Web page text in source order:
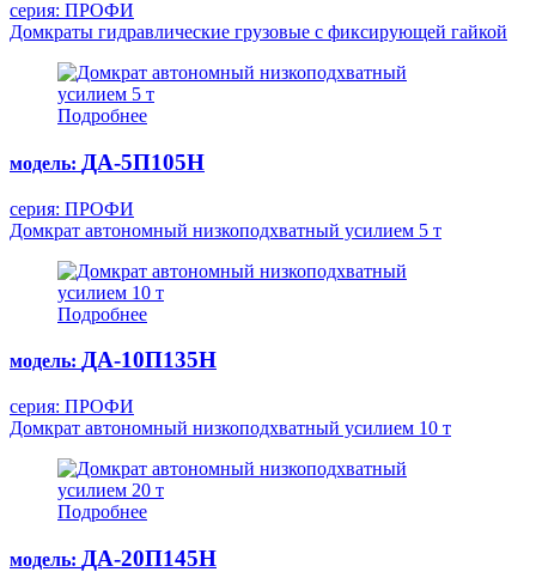
серия: ПРОФИ
Домкраты гидравлические грузовые с фиксирующей гайкой
Подробнее
модель: ДА-5П105Н
серия: ПРОФИ
Домкрат автономный низкоподхватный усилием 5 т
Подробнее
модель: ДА-10П135Н
серия: ПРОФИ
Домкрат автономный низкоподхватный усилием 10 т
Подробнее
модель: ДА-20П145Н